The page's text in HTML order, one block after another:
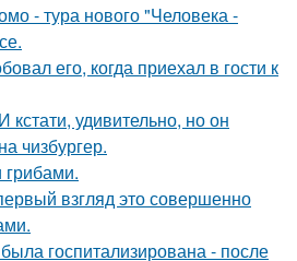
- тура нового "Человека -
его, когда приехал в гости к
кстати, удивительно, но он
чизбургер.
взгляд это совершенно
госпитализирована - после